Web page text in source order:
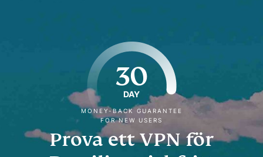
30
DAY
MONEY-BACK GUARANTEE
FOR NEW USERS
Prova ett VPN för